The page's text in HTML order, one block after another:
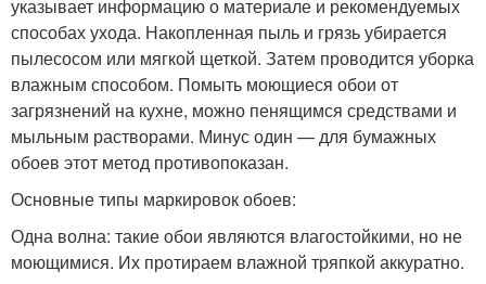
указывает информацию о материале и рекомендуемых
способах ухода. Накопленная пыль и грязь убирается
пылесосом или мягкой щеткой. Затем проводится уборка
влажным способом. Помыть моющиеся обои от
загрязнений на кухне, можно пенящимся средствами и
мыльным растворами. Минус один — для бумажных
обоев этот метод противопоказан.
Основные типы маркировок обоев:
Одна волна: такие обои являются влагостойкими, но не
моющимися. Их протираем влажной тряпкой аккуратно.